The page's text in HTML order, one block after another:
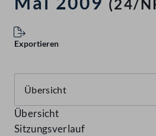
(24/
Exportieren
Übersicht
Sitzungsverlauf